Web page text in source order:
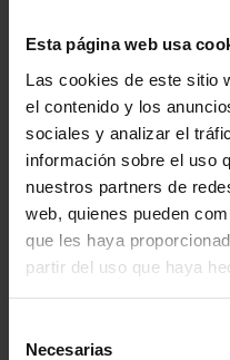
Esta página web usa
Las cookies de este sitio
el contenido y los
sociales y analizar el
información sobre el uso
nuestros partners de
web, quienes pueden
que les haya
partir del uso que haya
Necesarias
Zellige en stock -
Tallado
Zuheros